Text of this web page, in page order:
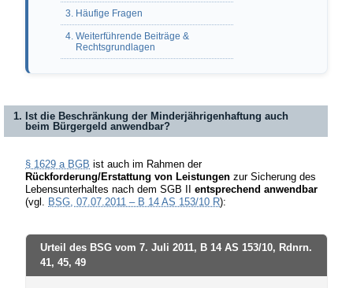
3. Häufige Fragen
4. Weiterführende Beiträge &
Rechtsgrundlagen
1. Ist die Beschränkung der Minderjährigenhaftung auch
beim Bürgergeld anwendbar?
§ 1629 a BGB ist auch im Rahmen der
Rückforderung/Erstattung von Leistungen zur Sicherung des
Lebensunterhaltes nach dem SGB II entsprechend anwendbar
(vgl. BSG, 07.07.2011 – B 14 AS 153/10 R):
Urteil des BSG vom 7. Juli 2011, B 14 AS 153/10, Rdnrn.
41, 45, 49